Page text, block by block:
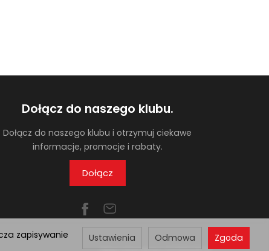
Dołącz do naszego klubu.
Dołącz do naszego klubu i otrzymuj ciekawe
informacje, promocje i rabaty.
Dołącz
zapisywanie
Ustawienia Odmowa Zgoda